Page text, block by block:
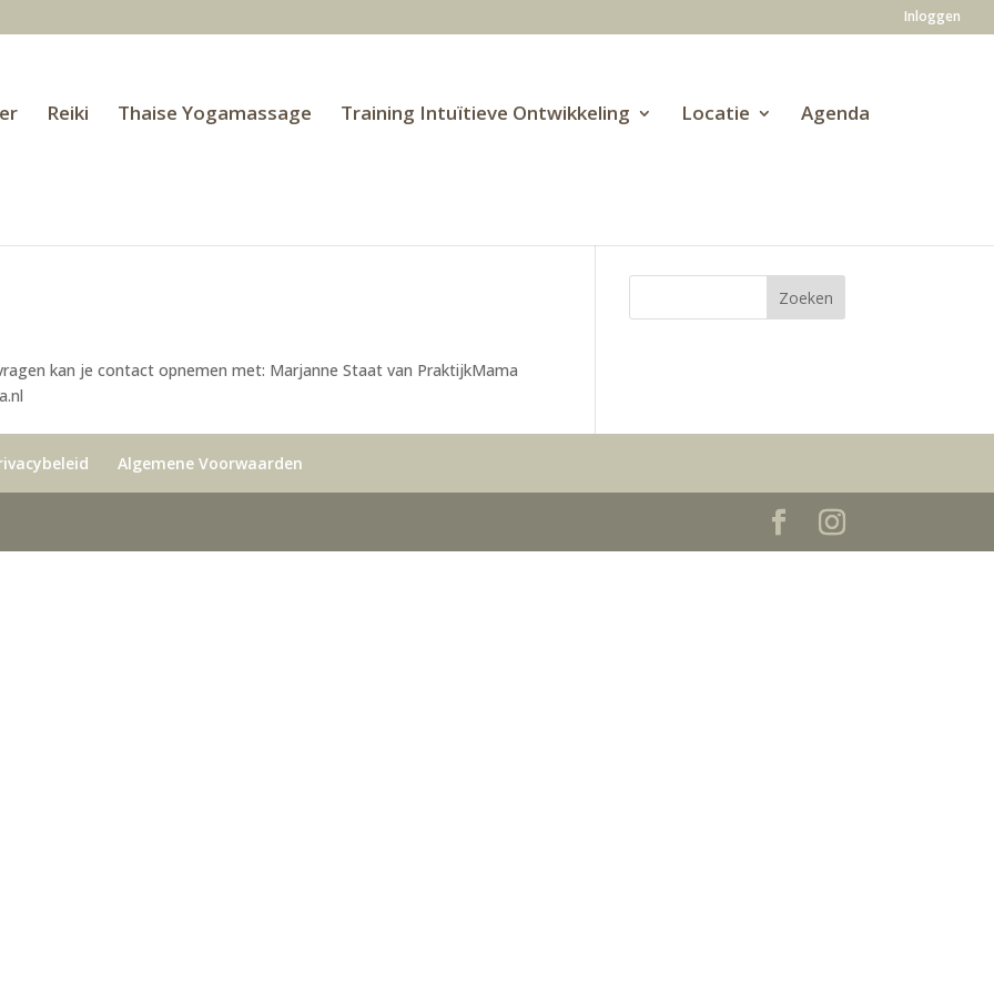
Inloggen
Reiki Thaise Yogamassage Training Intuïtieve Ontwikkeling Locatie Agenda
kan je contact opnemen met: Marjanne Staat van PraktijkMama
Algemene Voorwaarden